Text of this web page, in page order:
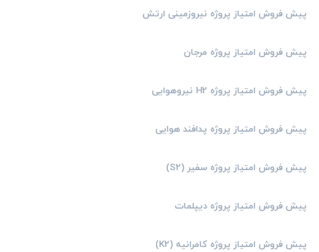
پیش فروش امتیاز پروژه نیروزمینی ارتش
پیش فروش امتیاز پروژه مرجان
پیش فروش امتیاز پروژه H2 نیروهوایی
پیش فروش امتیاز پروژه پدافند هوایی
پیش فروش امتیاز پروژه سفیر (S2)
پیش فروش امتیاز پروژه دیپلمات
پیش فروش امتیاز پروژه کامرانیه (K2)